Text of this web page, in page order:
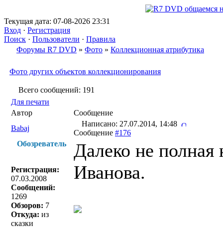
Текущая дата: 07-08-2026 23:31
Вход · Регистрация
Поиск · Пользователи · Правила
Форумы R7 DVD » Фото » Коллекционная атрибутика
Фото других объектов коллекционирования
Всего сообщений: 191
Для печати
Автор
Сообщение
Babaj
Написано: 27.07.2014, 14:48
Сообщение #176
Обозреватель
Регистрация:
07.03.2008
Сообщений:
1269
Обзоров: 7
Откуда: из
сказки
Далеко не полная
Иванова.